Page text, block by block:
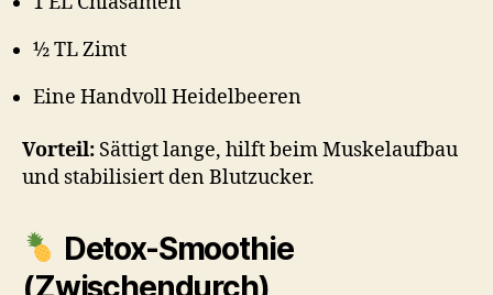
½ TL Zimt
Eine Handvoll Heidelbeeren
Vorteil: Sättigt lange, hilft beim Muskelaufbau
und stabilisiert den Blutzucker.
Detox-Smoothie
(Zwischendurch)